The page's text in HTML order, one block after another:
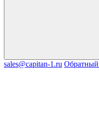
sales@capitan-1.ru Обратный